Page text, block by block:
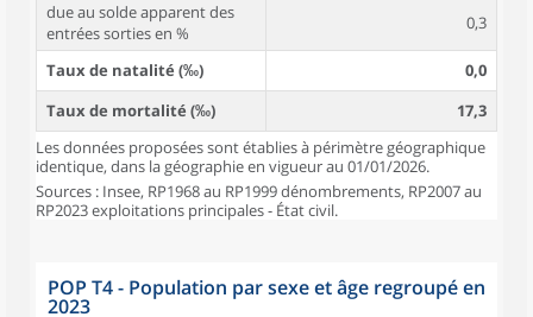
due au solde apparent des
entrées sorties en %
0,3
Taux de natalité (‰)
0,0
Taux de mortalité (‰)
17,3
Les données proposées sont établies à périmètre géographique
identique, dans la géographie en vigueur au 01/01/2026.
Sources : Insee, RP1968 au RP1999 dénombrements, RP2007 au
RP2023 exploitations principales - État civil.
POP T4 - Population par sexe et âge regroupé en
2023